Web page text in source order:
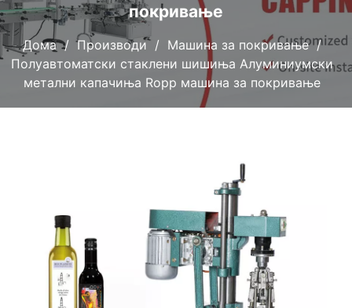
покривање
Дома Производи
Машина за покривање
Полуавтоматски стаклени шишиња Алуминиумски
метални капачиња Ropp машина за покривање